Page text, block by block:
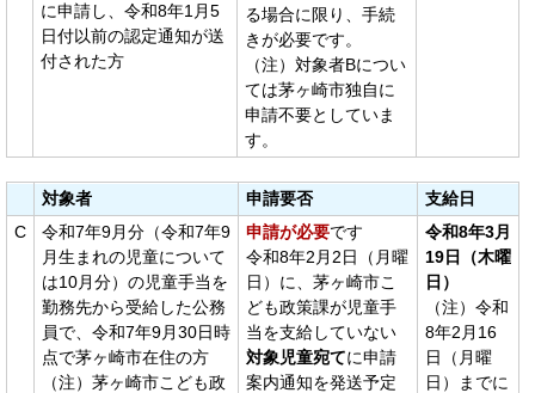
る場合に限り、手続
きが必要です。
（注）対象者Bについ
ては茅ヶ崎市独自に
申請不要としていま
す。
に申請し、令和8年1月5
日付以前の認定通知が送
付された方
対象者 申請要否
支給日
C
令和7年9月分（令和7年9
月生まれの児童について
は10月分）の児童手当を
勤務先から受給した公務
員で、令和7年9月30日時
点で茅ヶ崎市在住の方
（注）茅ヶ崎市こども政
申請が必要です
令和8年2月2日（月曜
日）に、茅ヶ崎市こ
ども政策課が児童手
当を支給していない
対象児童宛てに申請
案内通知を発送予定
令和8年3月
19日（木曜
日）
（注）令和
8年2月16
日（月曜
日）までに